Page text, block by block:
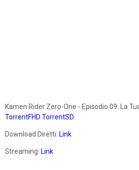
Kamen Rider Zero-One - Episodio 09: La
TorrentFHD TorrentSD
Download Diretti: Link
Streaming: Link